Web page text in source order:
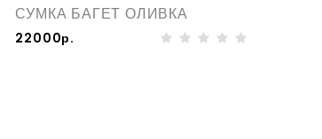
СУМКА БАГЕТ ОЛИВКА
22000р.